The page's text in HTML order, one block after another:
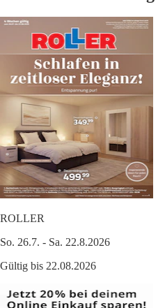
ROLLER
So. 26.7. - Sa. 22.8.2026
Gültig bis 22.08.2026